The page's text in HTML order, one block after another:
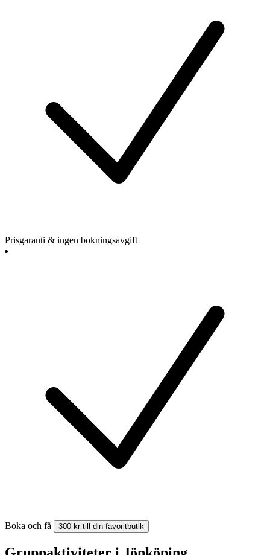
Prisgaranti & ingen bokningsavgift
Boka och få 300 kr till din favoritbutik